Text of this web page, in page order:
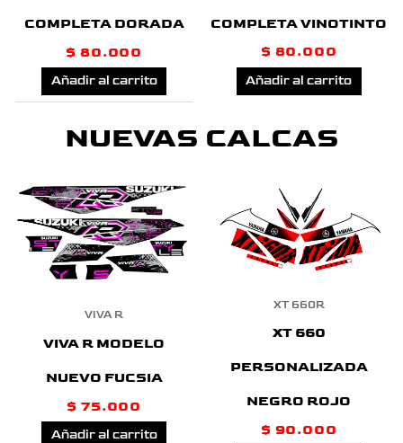
COMPLETA DORADA
$ 80.000
Añadir al carrito
COMPLETA VINOTINTO
$ 80.000
Añadir al carrito
NUEVAS CALCAS
VIVA R
VIVA R MODELO
NUEVO FUCSIA
$ 75.000
Añadir al carrito
XT 660R
XT 660
PERSONALIZADA
NEGRO ROJO
$ 90.000